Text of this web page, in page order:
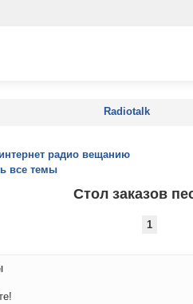
Radiotalk
радио вещанию
все темы
Стол заказов
1